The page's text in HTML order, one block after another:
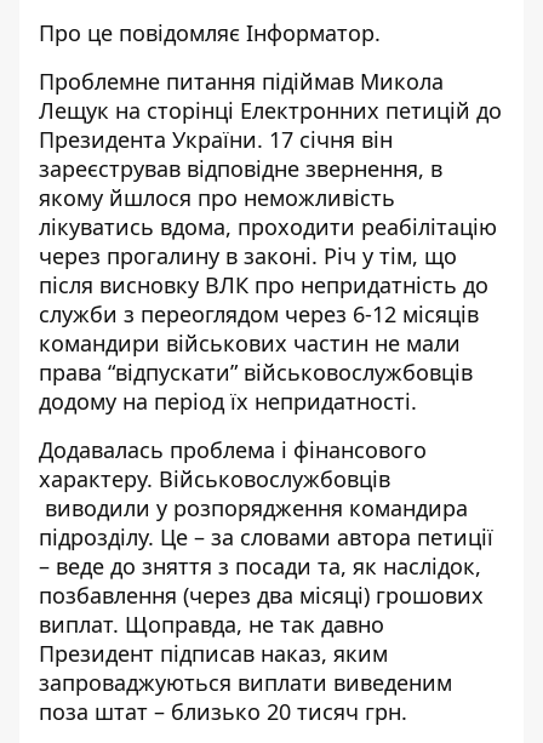
Про це повідомляє Інформатор.
Проблемне питання підіймав Микола
Лещук на сторінці Електронних петицій до
Президента України. 17 січня він
зареєстрував відповідне звернення, в
якому йшлося про неможливість
лікуватись вдома, проходити реабілітацію
через прогалину в законі. Річ у тім, що
після висновку ВЛК про непридатність до
служби з переоглядом через 6-12 місяців
командири військових частин не мали
права “відпускати” військовослужбовців
додому на період їх непридатності.
Додавалась проблема і фінансового
характеру. Військовослужбовців
виводили у розпорядження командира
підрозділу. Це – за словами автора петиції
– веде до зняття з посади та, як наслідок,
позбавлення (через два місяці) грошових
виплат. Щоправда, не так давно
Президент підписав наказ, яким
запроваджуються виплати виведеним
поза штат – близько 20 тисяч грн.